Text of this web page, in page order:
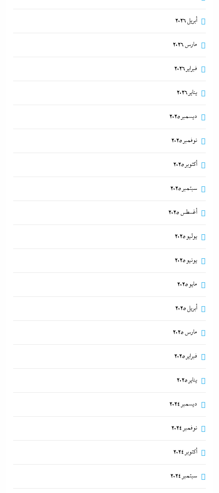
أبريل 2026
مارس 2026
فبراير 2026
يناير 2026
ديسمبر 2025
نوفمبر 2025
أكتوبر 2025
سبتمبر 2025
أغسطس 2025
يوليو 2025
يونيو 2025
مايو 2025
أبريل 2025
مارس 2025
فبراير 2025
يناير 2025
ديسمبر 2024
نوفمبر 2024
أكتوبر 2024
سبتمبر 2024